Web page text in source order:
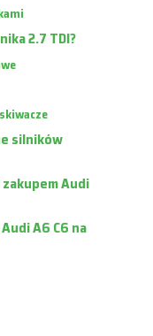
2.7 TDI?
silników
Audi
A6 C6 na